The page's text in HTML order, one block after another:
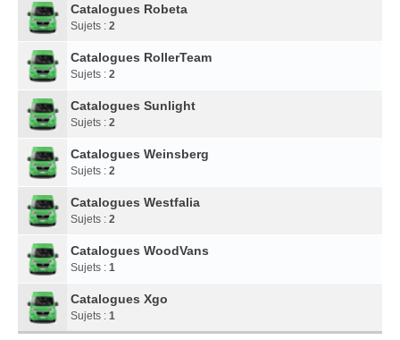
Catalogues Robeta
Sujets : 2
Catalogues RollerTeam
Sujets : 2
Catalogues Sunlight
Sujets : 2
Catalogues Weinsberg
Sujets : 2
Catalogues Westfalia
Sujets : 2
Catalogues WoodVans
Sujets : 1
Catalogues Xgo
Sujets : 1